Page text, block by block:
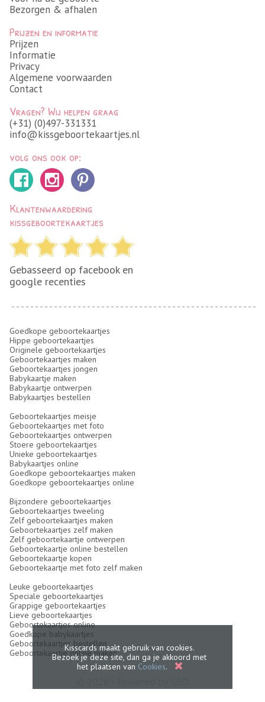
Bezorgen & afhalen
Prijzen en informatie
Prijzen
Informatie
Privacy
Algemene voorwaarden
Contact
Vragen? Wij helpen graag
(+31) (0)497-331331
info@kissgeboortekaartjes.nl
volg ons ook op:
Klantenwaardering
kissgeboortekaartjes
Gebasseerd op facebook en
google recenties
Goedkope geboortekaartjes
Hippe geboortekaartjes
Originele geboortekaartjes
Geboortekaartjes maken
Geboortekaartjes jongen
Babykaartje maken
Babykaartje ontwerpen
Babykaartjes bestellen
Geboortekaartjes meisje
Geboortekaartjes met foto
Geboortekaartjes ontwerpen
Stoere geboortekaartjes
Unieke geboortekaartjes
Babykaartjes online
Goedkope geboortekaartjes maken
Goedkope geboortekaartjes online
Bijzondere geboortekaartjes
Geboortekaartjes tweeling
Zelf geboortekaartjes maken
Geboortekaartjes zelf maken
Zelf geboortekaartje ontwerpen
Geboortekaartje online bestellen
Geboortekaartje kopen
Geboortekaartje met foto zelf maken
Leuke geboortekaartjes
Speciale geboortekaartjes
Grappige geboortekaartjes
Lieve geboortekaartjes
Geboortekaartjes online
Goedkope babykaartjes
Geboortekaartjes bestellen
Geboortekaartje online makenKisscards maakt gebruik van cookies.
Bezoek je deze site, dan ga je akkoord met
het plaatsen van Cookies.